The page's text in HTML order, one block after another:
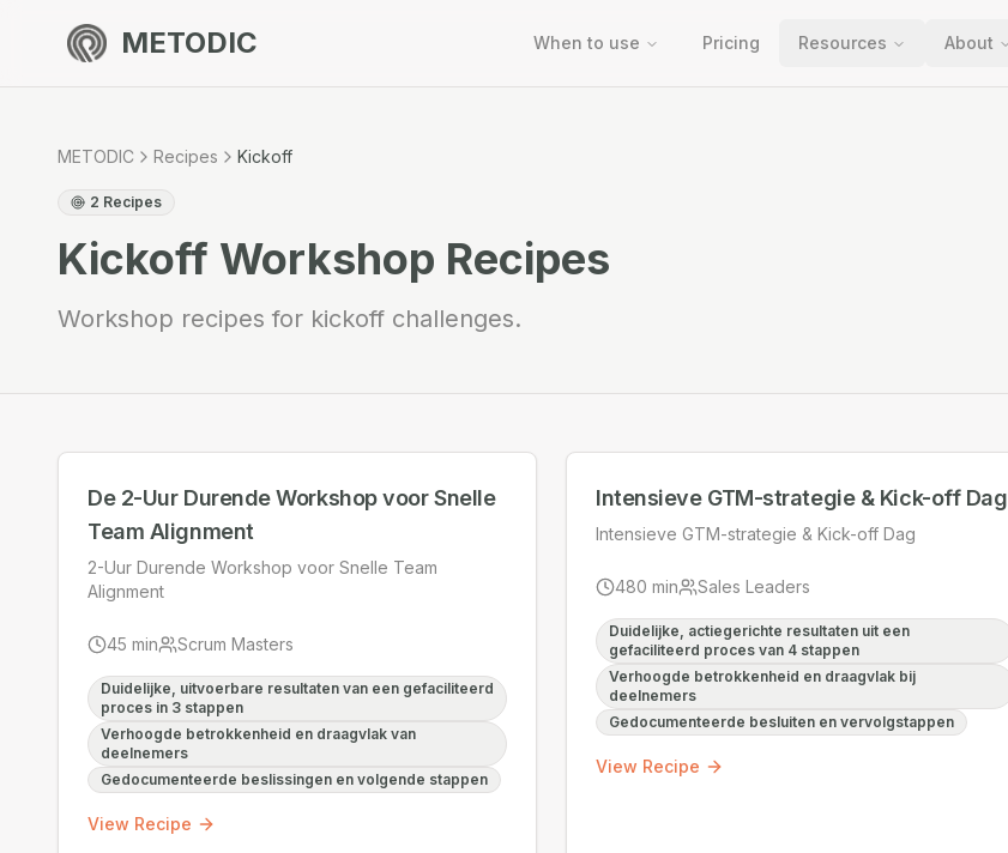
METODIC When to use Pricing Resources About
METODIC Recipes Kickoff
2 Recipes
Kickoff Workshop Recipes
Workshop recipes for kickoff challenges.
De 2-Uur Durende Workshop voor Snelle
Team Alignment
2-Uur Durende Workshop voor Snelle Team
Alignment
45 min Scrum Masters
Duidelijke, uitvoerbare resultaten van een gefaciliteerd
proces in 3 stappen
Verhoogde betrokkenheid en draagvlak van
deelnemers
Gedocumenteerde beslissingen en volgende stappen
View Recipe
Intensieve GTM-strategie & Kick-off Dag
Intensieve GTM-strategie & Kick-off Dag
480 min Sales Leaders
Duidelijke, actiegerichte resultaten uit een
gefaciliteerd proces van 4 stappen
Verhoogde betrokkenheid en draagvlak bij
deelnemers
Gedocumenteerde besluiten en vervolgstappen
View Recipe